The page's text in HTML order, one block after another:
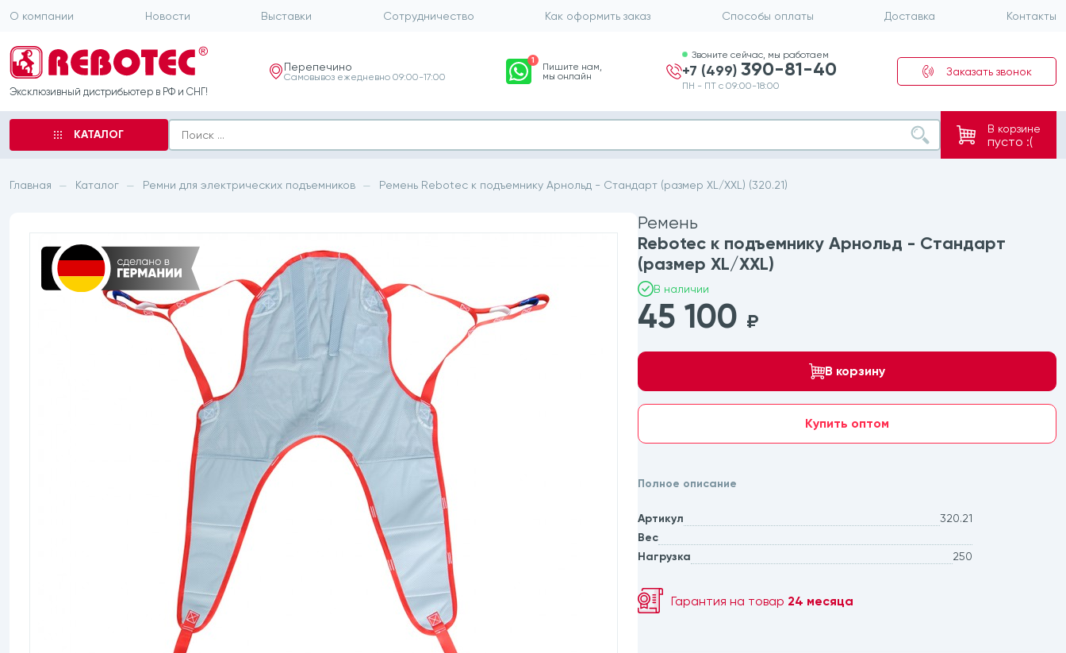
О компании Новости Выставки Сотрудничество Как оформить заказ Способы оплаты Доставка Контакты
Эксклюзивный дистрибьютер в РФ и СНГ!
Перепечино
Самовывоз ежедневно 09:00-17:00
Пишите нам,
мы онлайн
Звоните сейчас, мы работаем
+7 (499) 390-81-40
ПН - ПТ с 09:00-18:00
Заказать звонок
КАТАЛОГ В корзине
пусто :(
Главная — Каталог — Ремни для электрических подъемников — Ремень Rebotec к подъемнику Арнольд - Стандарт (размер XL/XXL) (320.21)
Ремень
Rebotec к подъемнику Арнольд - Стандарт
(размер XL/XXL)
В наличии
45 100 ₽
В корзину
Купить оптом
Полное описание
Артикул 320.21
Вес
Нагрузка
250
Гарантия на товар 24 месяца